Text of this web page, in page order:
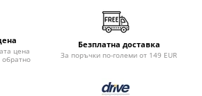
цена
Безплатна доставка
За поръчки по-големи от 149 EUR